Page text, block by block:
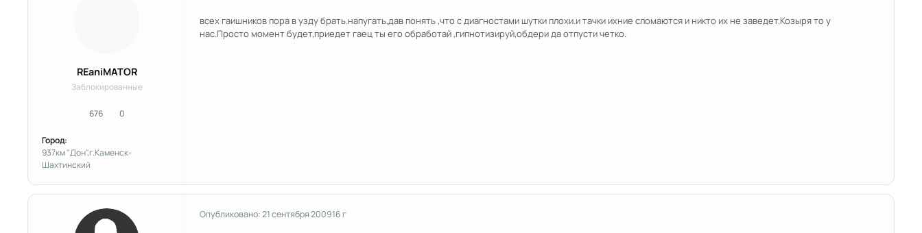
REaniMATOR
Заблокированные
676
сообщения
0Репутация
Город:
937км "Дон",г.Каменск-
Шахтинский
всех гаишников пора в узду брать.напугать,дав понять ,что с диагностами шутки плохи.и тачки ихние сломаются и никто их не заведет.Козыря то у
нас.Просто момент будет,приедет гаец ты его обработай ,гипнотизируй,обдери да отпусти четко.
Опубликовано:21 сентября 200916 г